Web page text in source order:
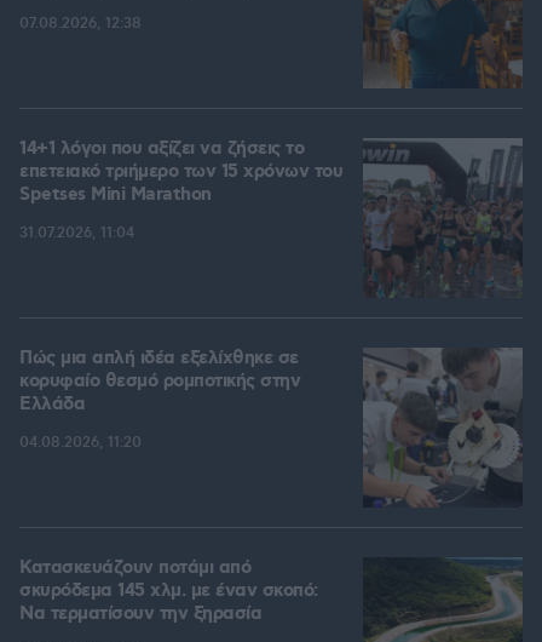
07.08.2026, 12:38
14+1 λόγοι που αξίζει να ζήσεις το
επετειακό τριήμερο των 15 χρόνων του
Spetses Mini Marathon
31.07.2026, 11:04
Πώς μια απλή ιδέα εξελίχθηκε σε
κορυφαίο θεσμό ρομποτικής στην
Ελλάδα
04.08.2026, 11:20
Κατασκευάζουν ποτάμι από
σκυρόδεμα 145 χλμ. με έναν σκοπό:
Να τερματίσουν την ξηρασία